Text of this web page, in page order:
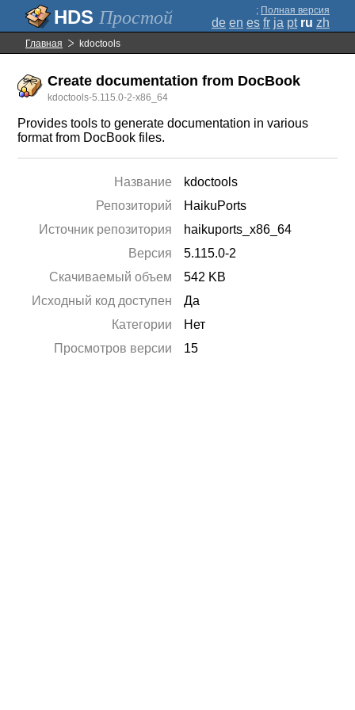
Простой ; Полная версия
de en es fr ja pt ru zh
Главная kdoctools
Create documentation from DocBook
kdoctools-5.115.0-2-x86_64
Provides tools to generate documentation in various
format from DocBook files.
Название
kdoctools
Репозиторий
HaikuPorts
Источник репозитория
haikuports_x86_64
Версия
5.115.0-2
Скачиваемый объем
542 KB
Исходный код доступен
Да
Категории
Нет
Просмотров версии
15